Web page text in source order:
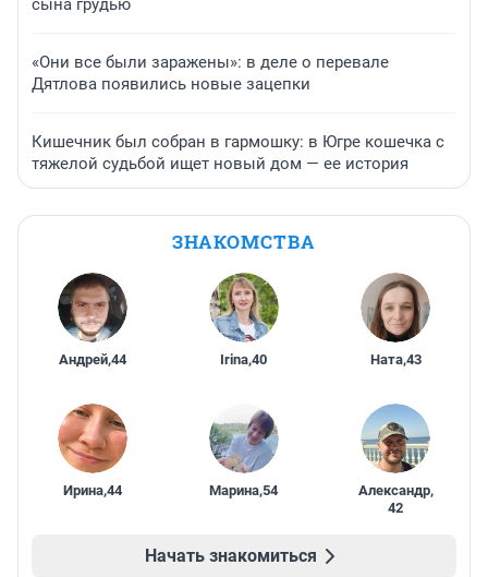
сына грудью
«Они все были заражены»: в деле о перевале
Дятлова появились новые зацепки
Кишечник был собран в гармошку: в Югре кошечка с
тяжелой судьбой ищет новый дом — ее история
ЗНАКОМСТВА
Андрей,44 Irina,40 Ната,43
Ирина,44 Марина,54 Александр,
42
Начать знакомиться